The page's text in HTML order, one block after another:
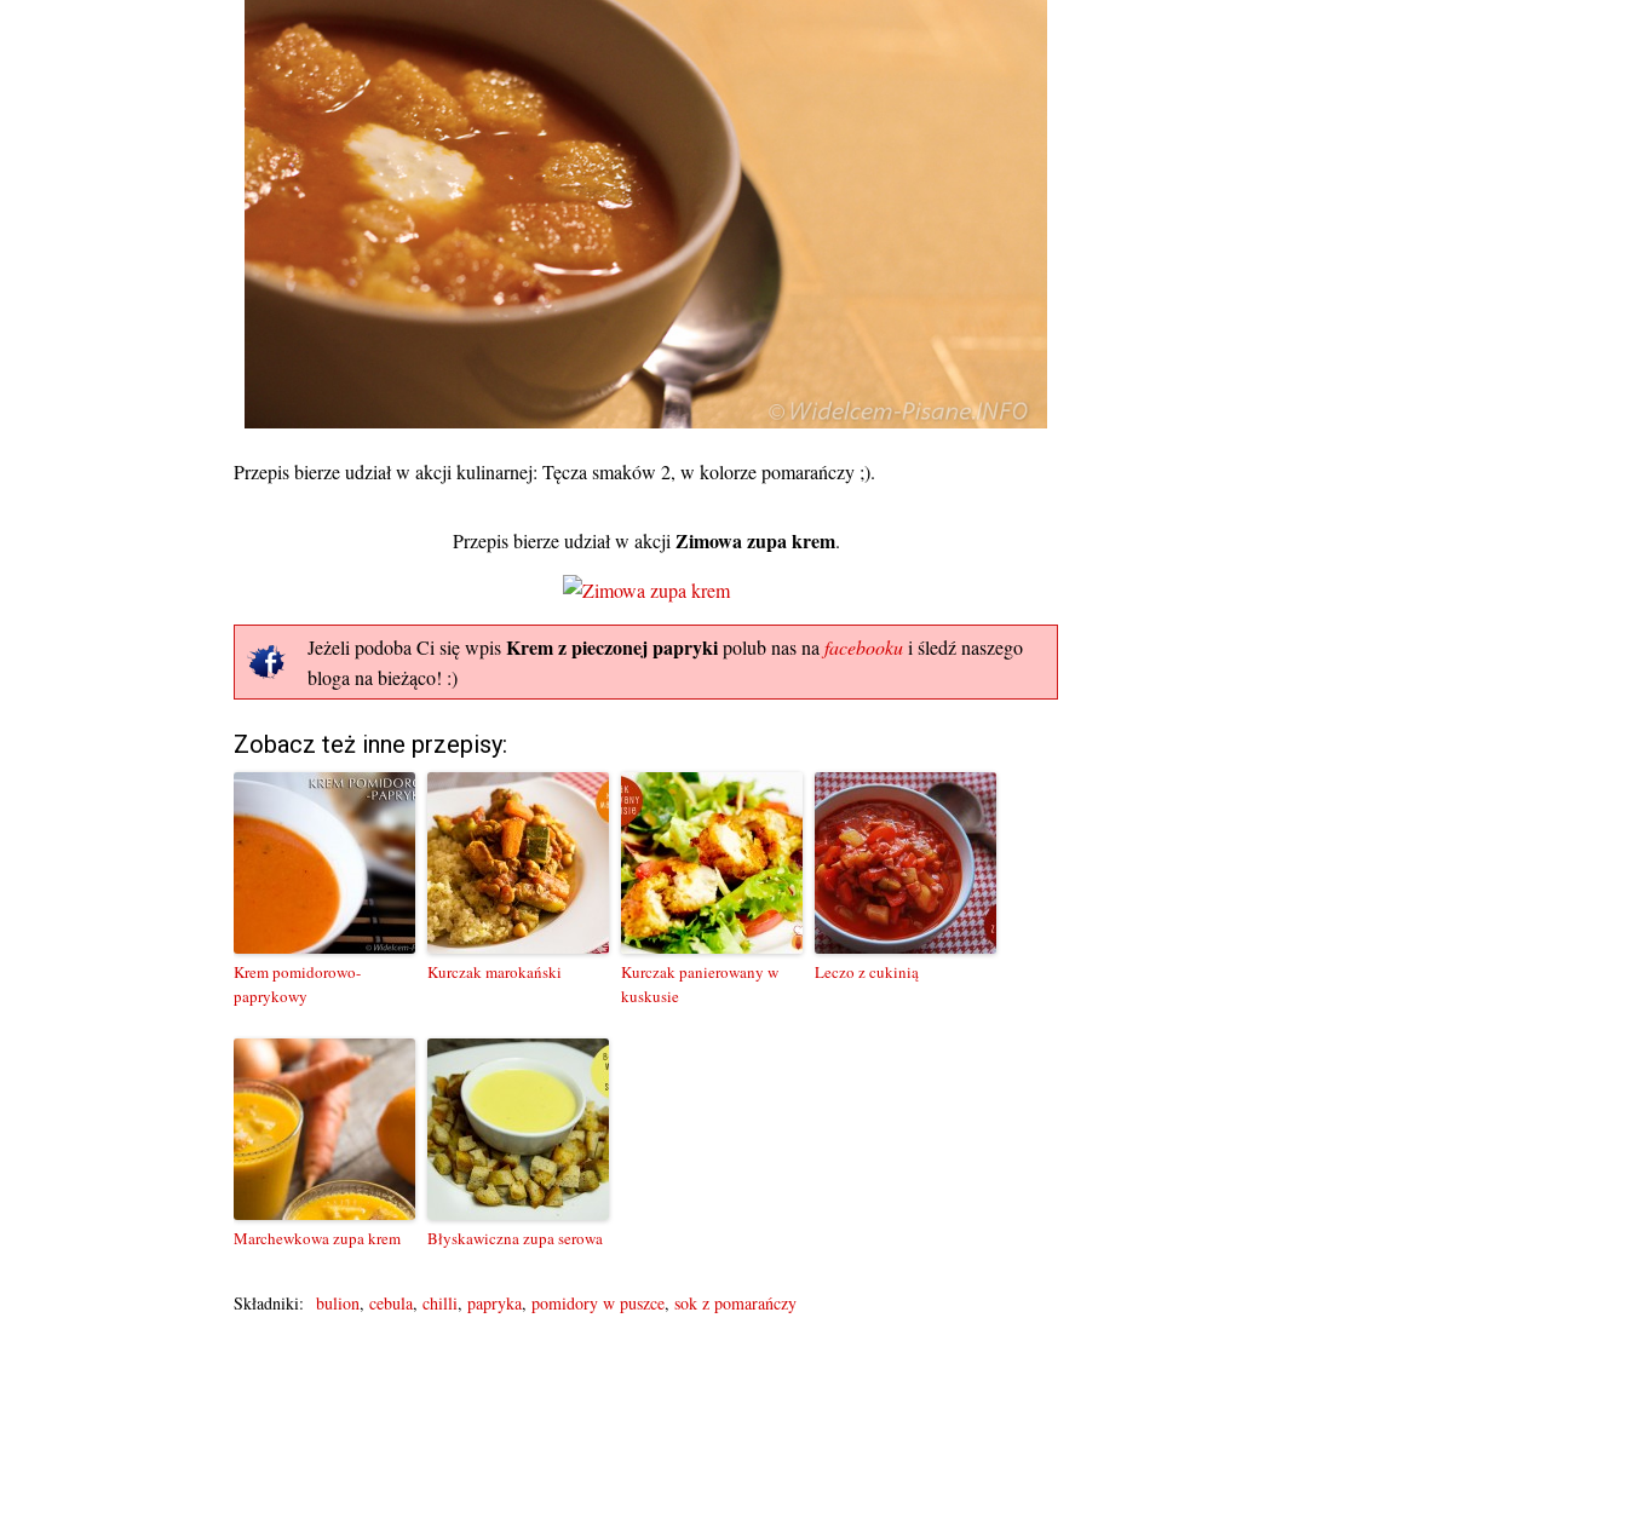
Przepis bierze udział w akcji kulinarnej: Tęcza smaków 2, w kolorze pomarańczy ;).
Przepis bierze udział w akcji Zimowa zupa krem.
Jeżeli podoba Ci się wpisKrem z pieczonej paprykipolub nas na facebookui śledź naszego
bloga na bieżąco! :)
Zobacz też inne przepisy:
Krem pomidorowo-
paprykowy
Kurczak marokański
Kurczak panierowany w
kuskusie
Leczo z cukinią
Marchewkowa zupa krem Błyskawiczna zupa serowa
Składniki: bulion, cebula, chilli, papryka, pomidory w puszce, sok z pomarańczy